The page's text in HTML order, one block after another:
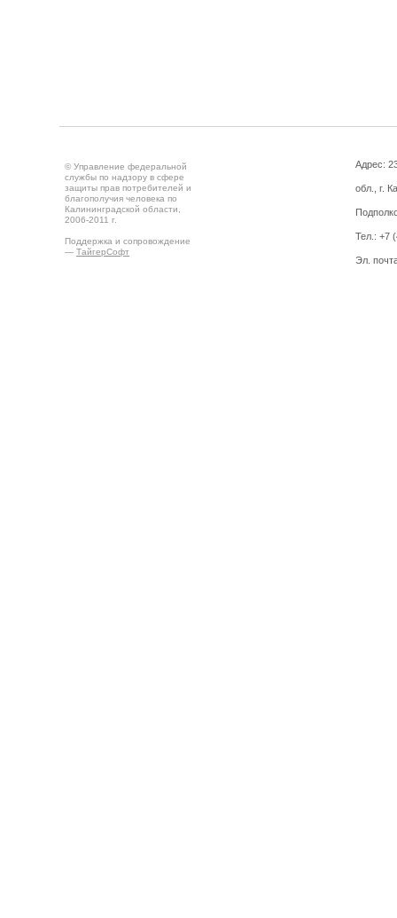
© Управление федеральной
службы по надзору в сфере
защиты прав потребителей и
благополучия человека по
Калининградской области,
2006-2011 г.
Поддержка и сопровождение
— ТайгерСофт
Адрес:
обл., г.
Тел.: +7
Эл.